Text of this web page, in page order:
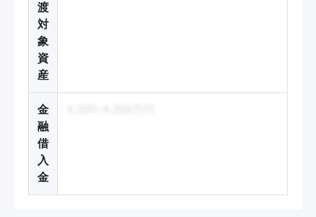
渡
対
象
資
産
金
融
借
入
金